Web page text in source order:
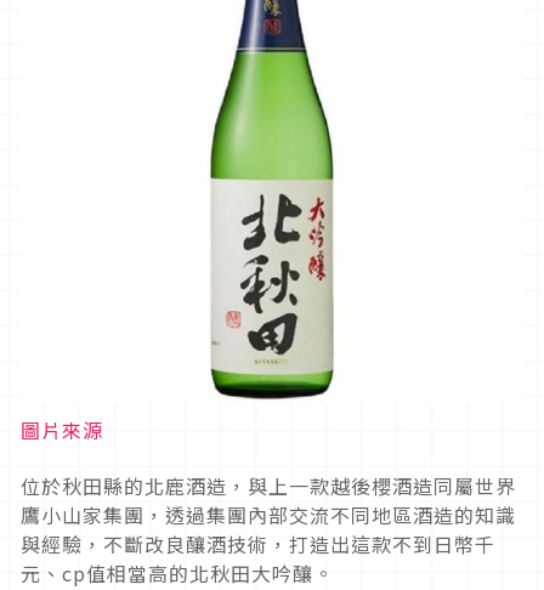
圖片來源
位於秋田縣的北鹿酒造，與上一款越後櫻酒造同屬世界
鷹小山家集團，透過集團內部交流不同地區酒造的知識
與經驗，不斷改良釀酒技術，打造出這款不到日幣千
元、cp值相當高的北秋田大吟釀。